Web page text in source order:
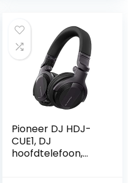
Pioneer DJ HDJ-
CUE1, DJ
hoofdtelefoon,